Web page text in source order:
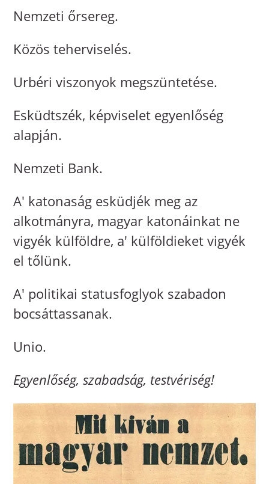
Nemzeti őrsereg.
Közös teherviselés.
Urbéri viszonyok megszüntetése.
Esküdtszék, képviselet egyenlőség
alapján.
Nemzeti Bank.
A' katonaság esküdjék meg az
alkotmányra, magyar katonáinkat ne
vigyék külföldre, a' külföldieket vigyék
el tőlünk.
A' politikai statusfoglyok szabadon
bocsáttassanak.
Unio.
Egyenlőség, szabadság, testvériség!